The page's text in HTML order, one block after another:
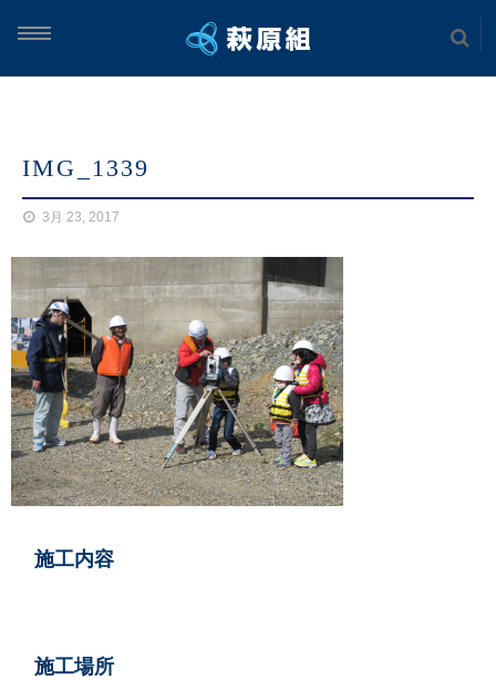
内
木工事
上工事
築工事
内
IMG_1339
3月 23, 2017
施工内容
施工場所